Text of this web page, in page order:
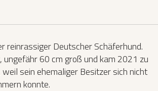
reinrassiger Deutscher Schäferhund.
ungefähr 60 cm groß und kam 2021 zu
sein ehemaliger Besitzer sich nicht
konnte.